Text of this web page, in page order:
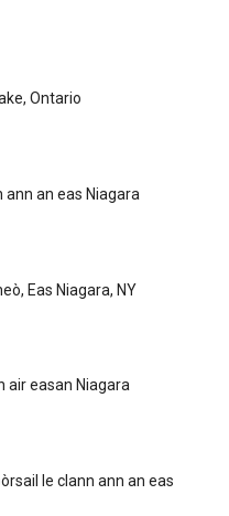
Ontario
an eas Niagara
Eas Niagara, NY
air easan Niagara
le clann ann an eas